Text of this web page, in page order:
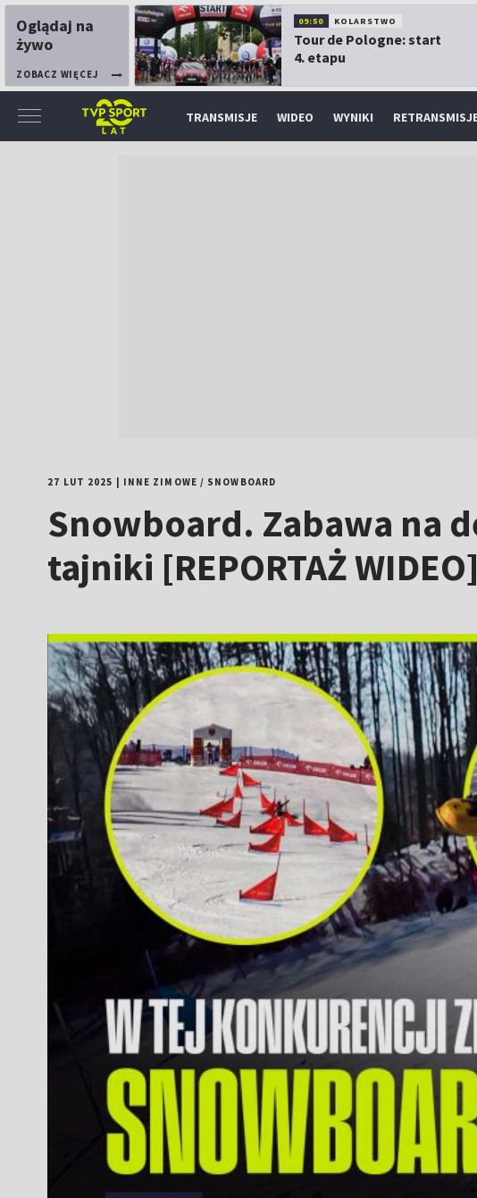
Oglądaj na
żywo
ZOBACZ WIĘCEJ
09:50 KOLARSTWO
Tour de Pologne: start
4. etapu
TRANSMISJE WIDEO WYNIKI
27 LUT 2025 INNE ZIMOWE / SNOWBOARD
Snowboard. Zabawa na
tajniki [REPORTAŻ WIDEO]